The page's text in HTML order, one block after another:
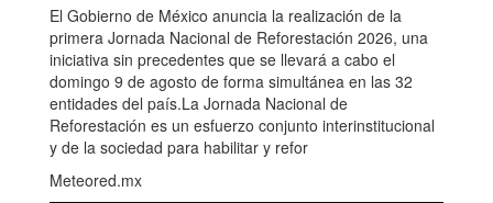
El Gobierno de México anuncia la realización de la
primera Jornada Nacional de Reforestación 2026, una
iniciativa sin precedentes que se llevará a cabo el
domingo 9 de agosto de forma simultánea en las 32
entidades del país.La Jornada Nacional de
Reforestación es un esfuerzo conjunto interinstitucional
y de la sociedad para habilitar y refor
Meteored.mx